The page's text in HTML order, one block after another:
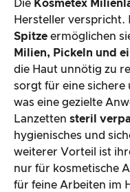
Die Kosmetex
Hersteller verspricht.
Spitze ermöglichen
Milien, Pickeln und
die Haut unnötig zu
sorgt für eine sichere
was eine gezielte
Lanzetten steril
hygienisches und
weiterer Vorteil ist
nur für kosmetische
für feine Arbeiten im